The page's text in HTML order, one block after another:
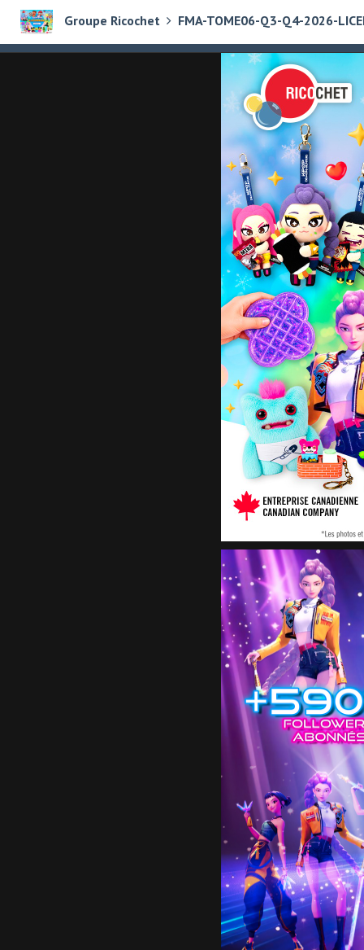
Groupe Ricochet FMA-TOME06-Q3-Q4-2026-